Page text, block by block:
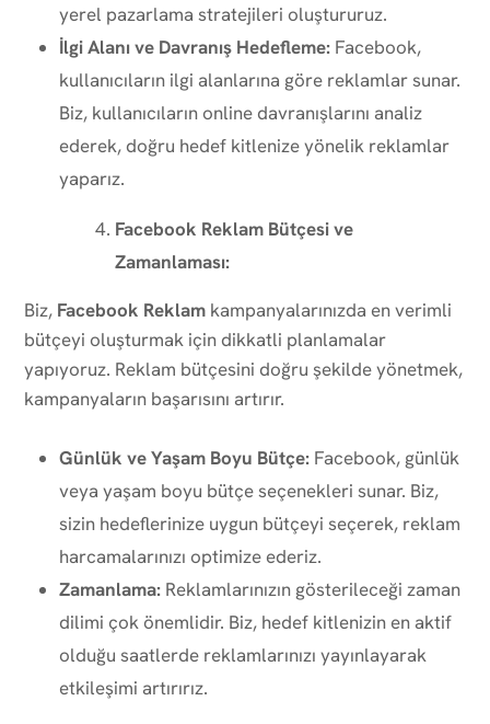
yerel pazarlama stratejileri oluştururuz.
İlgi Alanı ve Davranış Hedefleme: Facebook,
kullanıcıların ilgi alanlarına göre reklamlar sunar.
Biz, kullanıcıların online davranışlarını analiz
ederek, doğru hedef kitlenize yönelik reklamlar
yaparız.
Facebook Reklam Bütçesi ve
Zamanlaması:
Biz, Facebook Reklam kampanyalarınızda en verimli
bütçeyi oluşturmak için dikkatli planlamalar
yapıyoruz. Reklam bütçesini doğru şekilde yönetmek,
kampanyaların başarısını artırır.
Günlük ve Yaşam Boyu Bütçe: Facebook, günlük
veya yaşam boyu bütçe seçenekleri sunar. Biz,
sizin hedeflerinize uygun bütçeyi seçerek, reklam
harcamalarınızı optimize ederiz.
Zamanlama: Reklamlarınızın gösterileceği zaman
dilimi çok önemlidir. Biz, hedef kitlenizin en aktif
olduğu saatlerde reklamlarınızı yayınlayarak
etkileşimi artırırız.